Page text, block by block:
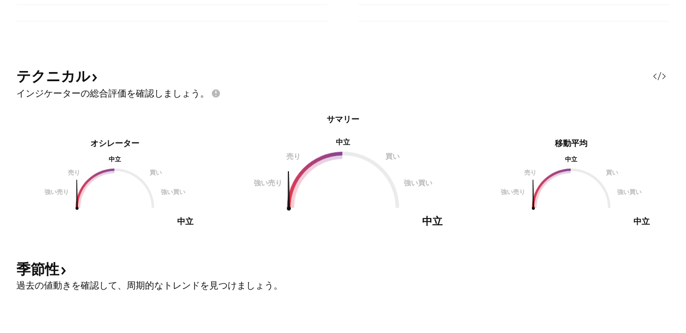
テクニカル
インジケーターの総合評価を確認しましょう。
オシレーター
中立
売り
買い
強い売り 強い買い
中立
サマリー
中立
売り
買い
強い売り 強い買い
中立
移動平均
中立
売り
買い
強い売り 強い買い
中立
季節性
過去の値動きを確認して、周期的なトレンドを見つけましょう。